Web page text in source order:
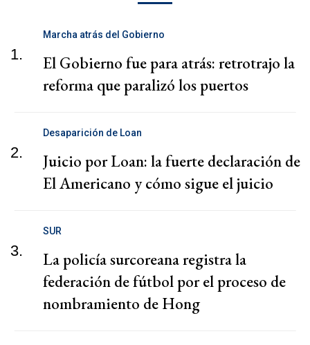
1.
Marcha atrás del Gobierno
El Gobierno fue para atrás: retrotrajo la
reforma que paralizó los puertos
2.
Desaparición de Loan
Juicio por Loan: la fuerte declaración de
El Americano y cómo sigue el juicio
3.
SUR
La policía surcoreana registra la
federación de fútbol por el proceso de
nombramiento de Hong